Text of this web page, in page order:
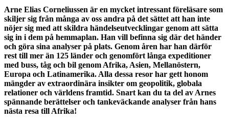
Arne Elias Corneliussen är en mycket intressant föreläsare som
skiljer sig från många av oss andra på det sättet att han inte
nöjer sig med att skildra händelseutvecklingar genom att sätta
sig in i dem på hemmaplan. Han vill befinna sig där det händer
och göra sina analyser på plats. Genom åren har han därför
rest till mer än 125 länder och genomfört långa expeditioner
med buss, tåg och bil genom Afrika, Asien, Mellanöstern,
Europa och Latinamerika. Alla dessa resor har gett honom
mängder av extraordinära insikter om geopolitik, globala
relationer och världens framtid. Snart kan du ta del av Arnes
spännande berättelser och tankeväckande analyser från hans
nästa resa till Afrika!